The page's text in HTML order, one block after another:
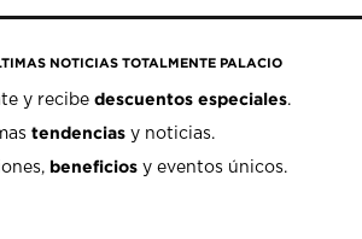
NOTICIAS TOTALMENTE PALACIO
y recibedescuentos especiales.
tendencias y noticias.
beneficios y eventos únicos.